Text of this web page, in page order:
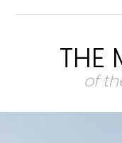
THE
of